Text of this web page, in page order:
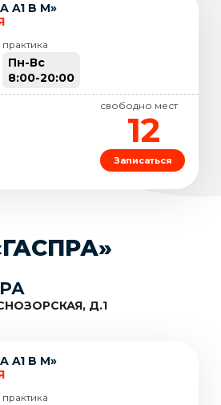
A1 B M»
практика
Пн-Вс
8:00-20:00
свободно мест
12
Записаться
Д.1
A1 B M»
практика